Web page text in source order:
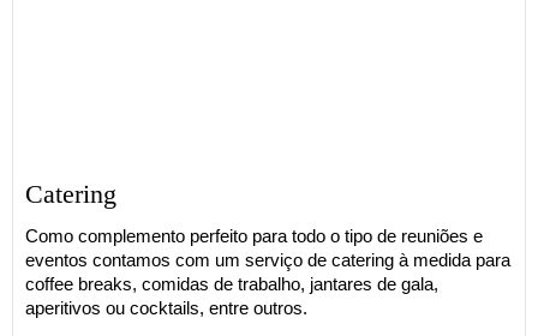
Catering
Como complemento perfeito para todo o tipo de reuniões e
eventos contamos com um serviço de catering à medida para
coffee breaks, comidas de trabalho, jantares de gala,
aperitivos ou cocktails, entre outros.